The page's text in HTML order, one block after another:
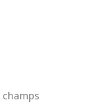
champs